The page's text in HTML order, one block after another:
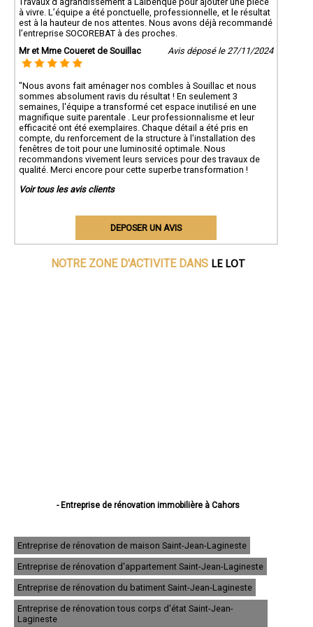
à vivre. L’équipe a été ponctuelle, professionnelle, et le résultat
est à la hauteur de nos attentes. Nous avons déjà recommandé
l’entreprise SOCOREBAT à des proches.
Mr et Mme Coueret de Souillac
Avis déposé le 27/11/2024
"Nous avons fait aménager nos combles à Souillac et nous
sommes absolument ravis du résultat ! En seulement 3
semaines, l'équipe a transformé cet espace inutilisé en une
magnifique suite parentale . Leur professionnalisme et leur
efficacité ont été exemplaires. Chaque détail a été pris en
compte, du renforcement de la structure à l'installation des
fenêtres de toit pour une luminosité optimale. Nous
recommandons vivement leurs services pour des travaux de
qualité. Merci encore pour cette superbe transformation !
Voir tous les avis clients
DEPOSER UN AVIS
NOTRE ZONE D'ACTIVITE DANS LE LOT
- Entreprise de rénovation immobilière à Cahors
- Entreprise de rénovation immobilière à Souillac
- Entreprise de rénovation immobilière à Saint-Céré
- Entreprise de rénovation immobilière à Gramat
- Entreprise de rénovation immobilière à Pradines
- Entreprise de rénovation immobilière à Prayssac
- Entreprise de rénovation immobilière à Puy-l'Évêque
- Entreprise de rénovation immobilière à Castelnau-Montratier
Entreprise de rénovation de maison Saint-Jean-Lagineste
Entreprise de rénovation d'appartement Saint-Jean-Lagineste
Entreprise de rénovation du batiment Saint-Jean-Lagineste
Entreprise de rénovation tous corps d'état Saint-Jean-
Lagineste